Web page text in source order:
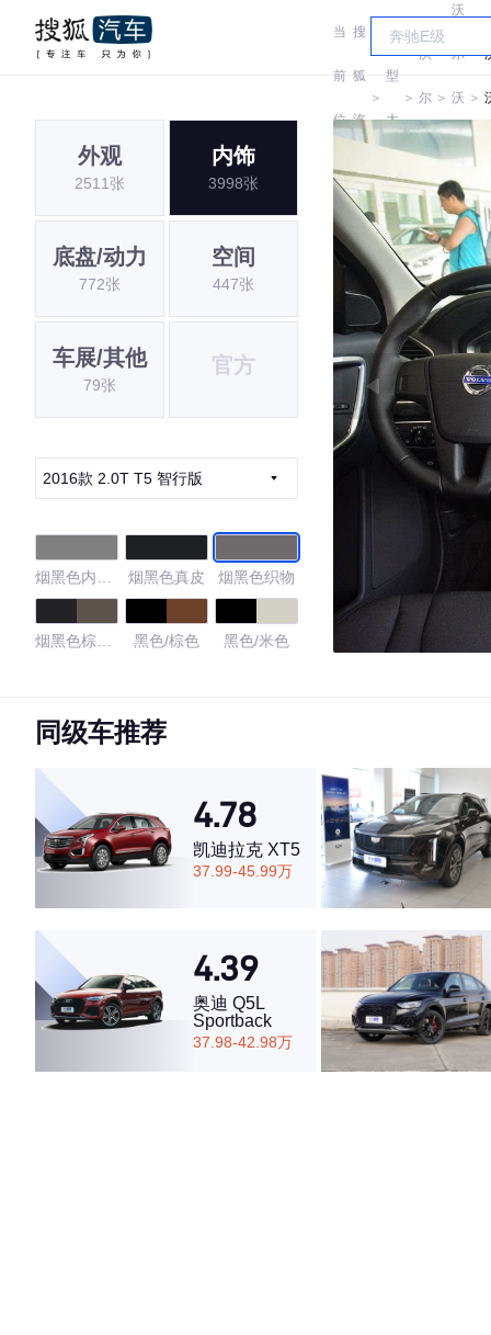
当
前
位
搜
狐
汽
＞
车
型
大
＞
沃
尔 ＞
沃
尔
沃
太
＞
外观
2511张
内饰
3998张
底盘/动力
772张
空间
447张
车展/其他
79张
官方
2016款 2.0T T5 智行版
烟黑色内饰
烟黑色真皮 烟黑色织物
烟黑色棕色
黑色/棕色 黑色/米色
4.59
·外观表现一般，低于60%同级车
·空间表现一般，低于87%同级车
同级车推荐
4.78
凯迪拉克 XT5
37.99-45.99万
4.39
奥迪 Q5L
Sportback
37.98-42.98万